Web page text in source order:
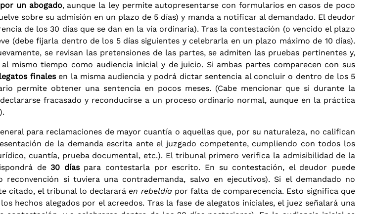
un abogado, aunque la ley permite autopresentarse con formularios en casos de poco
sobre su admisión en un plazo de 5 días) y manda a notificar al demandado. El deudor
de los 30 días que se dan en la vía ordinaria). Tras la contestación (o vencido el plazo
(debe fijarla dentro de los 5 días siguientes y celebrarla en un plazo máximo de 10 días).
se revisan las pretensiones de las partes, se admiten las pruebas pertinentes y,
mismo tiempo como audiencia inicial y de juicio. Si ambas partes comparecen con sus
finalesen la misma audiencia y podrá dictar sentencia al concluir o dentro de los 5
permite obtener una sentencia en pocos meses. (Cabe mencionar que si durante la
fracasado y reconducirse a un proceso ordinario normal, aunque en la práctica
para reclamaciones de mayor cuantía o aquellas que, por su naturaleza, no califican
de la demanda escrita ante el juzgado competente, cumpliendo con todos los
cuantía, prueba documental, etc.). El tribunal primero verifica la admisibilidad de la
de30 díaspara contestarla por escrito. En su contestación, el deudor puede
si tuviera una contrademanda, salvo en ejecutivos). Si el demandado no
citado, el tribunal lo declarará en rebeldíapor falta de comparecencia. Esto significa que
hechos alegados por el acreedos. Tras la fase de alegatos iniciales, el juez señalará una